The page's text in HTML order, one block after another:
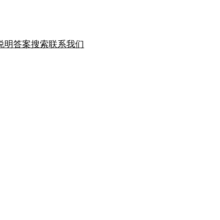
明答案搜索联系我们